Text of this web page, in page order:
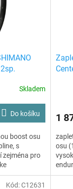
Skladem
Do košíku
boost osu
s
zejména pro
1
osu
Kód:C12631